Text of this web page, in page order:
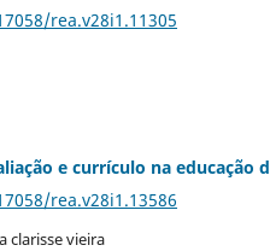
rea.v28i1.11305
e currículo na educação
rea.v28i1.13586
clarisse vieira